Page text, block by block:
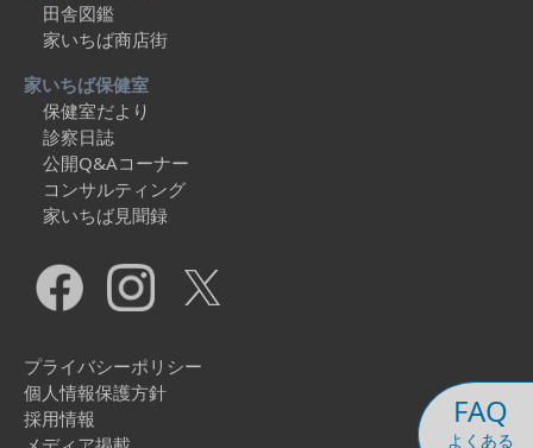
FAQ
よくある
田舎図鑑
家いちば商店街
家いちば保健室
保健室だより
診察日誌
公開Q&Aコーナー
コンサルティング
家いちば見聞録
プライバシーポリシー
個人情報保護方針
採用情報